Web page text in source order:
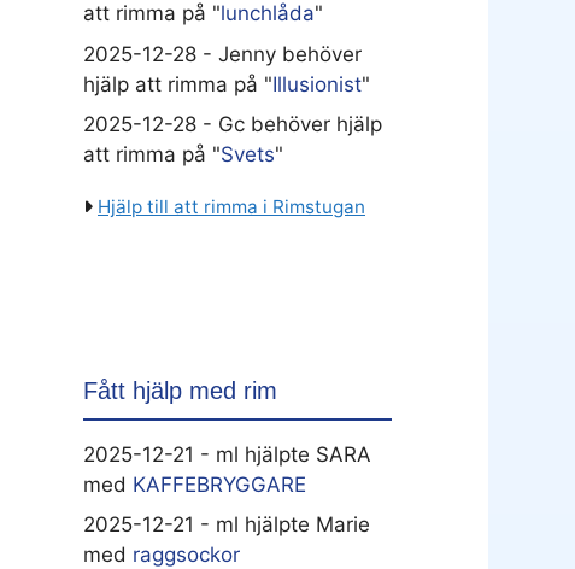
att rimma på "lunchlåda"
2025-12-28 - Jenny behöver
hjälp att rimma på "Illusionist"
2025-12-28 - Gc behöver hjälp
att rimma på "Svets"
Hjälp till att rimma i Rimstugan
Fått hjälp med rim
2025-12-21 - ml hjälpte SARA
med KAFFEBRYGGARE
2025-12-21 - ml hjälpte Marie
med raggsockor